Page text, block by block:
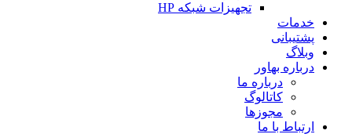
تجهیزات شبکه HP
خدمات
پشتیبانی
وبلاگ
درباره بهاور
درباره ما
کاتالوگ
مجوزها
ارتباط با ما